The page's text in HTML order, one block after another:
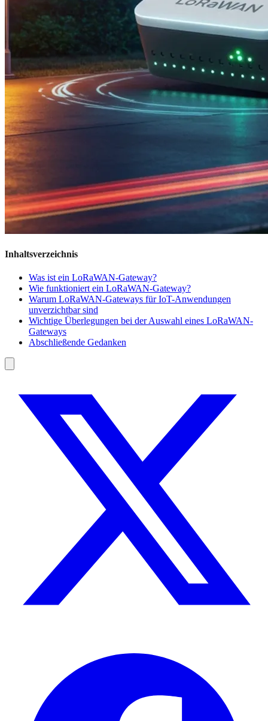
Inhaltsverzeichnis
Was ist ein LoRaWAN-Gateway?
Wie funktioniert ein LoRaWAN-Gateway?
Warum LoRaWAN-Gateways für IoT-Anwendungen
unverzichtbar sind
Wichtige Überlegungen bei der Auswahl eines LoRaWAN-
Gateways
Abschließende Gedanken